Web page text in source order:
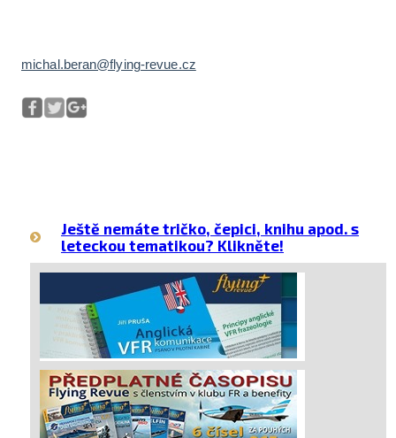
michal.beran@flying-revue.cz
Ještě nemáte tričko, čepici, knihu apod. s
leteckou tematikou? Klikněte!